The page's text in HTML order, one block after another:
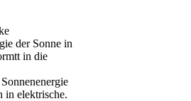
der Sonne in
in die
elektrische.